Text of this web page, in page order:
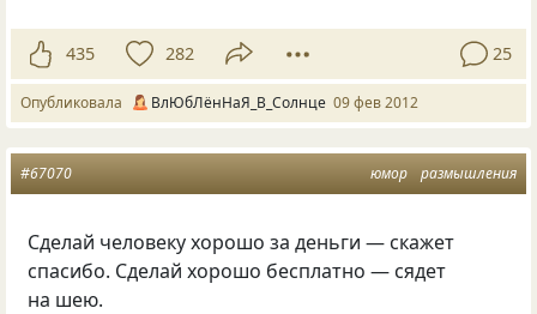
435 282 25
Опубликовала ВлЮбЛёнНаЯ_В_Солнце 09 фев 2012
юмор размышления
#67070
Сделай человеку хорошо за деньги — скажет
спасибо. Сделай хорошо бесплатно — сядет
на шею.